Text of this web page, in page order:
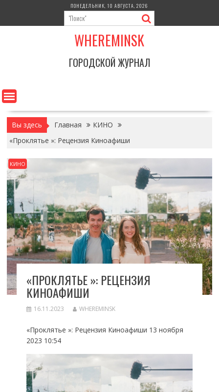
содержимому
ПОНЕДЕЛЬНИК, 10 АВГУСТА, 2026
WHEREMINSK
ГОРОДСКОЙ ЖУРНАЛ
Вы здесь Главная
КИНО
«Проклятье »: Рецензия Киноафиши
КИНО
«ПРОКЛЯТЬЕ »: РЕЦЕНЗИЯ
КИНОАФИШИ
16.11.2023 WHEREMINSK
«Проклятье »: Рецензия Киноафиши 13 ноября
2023 10:54